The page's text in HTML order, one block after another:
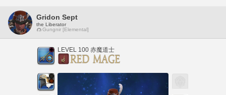
Gridon Sept
the Liberator
Gungnir [Elemental]
LEVEL 100 赤魔道士